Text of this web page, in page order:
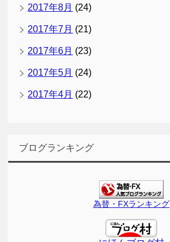
2017年8月 (24)
2017年7月 (21)
2017年6月 (23)
2017年5月 (24)
2017年4月 (22)
ブログランキング
為替・FXランキング